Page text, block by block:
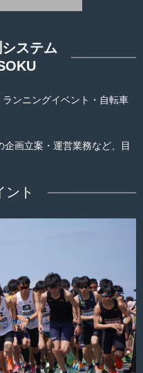
ステム
ンニングイベント・自転車
画立案・運営業務など、目
ント